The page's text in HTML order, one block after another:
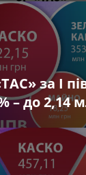
за І
– до 2,14